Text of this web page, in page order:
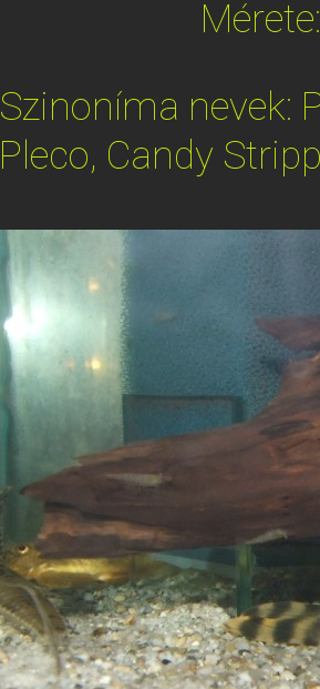
Szinoníma nevek:
Pleco, Candy